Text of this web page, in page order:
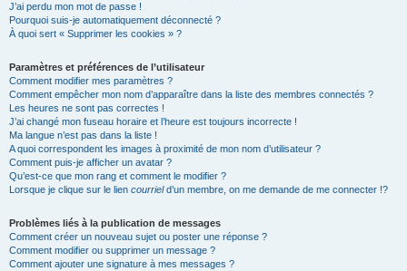
J’ai perdu mon mot de passe !
Pourquoi suis-je automatiquement déconnecté ?
À quoi sert « Supprimer les cookies » ?
Paramètres et préférences de l’utilisateur
Comment modifier mes paramètres ?
Comment empêcher mon nom d’apparaître dans la liste des membres connectés ?
Les heures ne sont pas correctes !
J’ai changé mon fuseau horaire et l’heure est toujours incorrecte !
Ma langue n’est pas dans la liste !
A quoi correspondent les images à proximité de mon nom d’utilisateur ?
Comment puis-je afficher un avatar ?
Qu’est-ce que mon rang et comment le modifier ?
Lorsque je clique sur le lien courrield’un membre, on me demande de me connecter !?
Problèmes liés à la publication de messages
Comment créer un nouveau sujet ou poster une réponse ?
Comment modifier ou supprimer un message ?
Comment ajouter une signature à mes messages ?